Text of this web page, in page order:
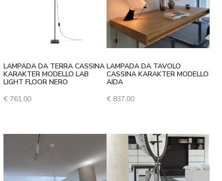
LAMPADA DA TERRA CASSINA
KARAKTER MODELLO LAB
LIGHT FLOOR NERO
€ 761,00
LAMPADA DA TAVOLO
CASSINA KARAKTER MODELLO
AIDA
€ 837,00